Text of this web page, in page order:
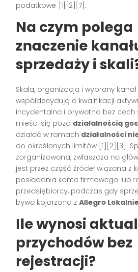
podatkowe [1][2][7].
Na czym polega
znaczenie
sprzedaży i
Skala, organizacja i wybrany
współdecydują o kwalifikacji
incydentalna i prywatna bez cech
mieści się poza działalnością
działać w ramach działalności
do określonych limitów [1][2][3].
zorganizowana, zwłaszcza na
jest przez część źródeł wiązana z
posiadania konta firmowego lub
przedsiębiorcy, podczas gdy
bywa kojarzona zAllegro Lokalnie
Ile wynosi
przychodów bez
rejestracji?